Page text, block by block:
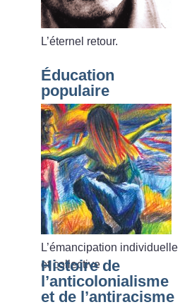
L’éternel retour.
Éducation
populaire
L’émancipation individuelle
et collective
Histoire de
l’anticolonialisme
et de l’antiracisme